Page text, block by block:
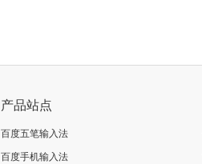
产品站点
百度五笔输入法
百度手机输入法